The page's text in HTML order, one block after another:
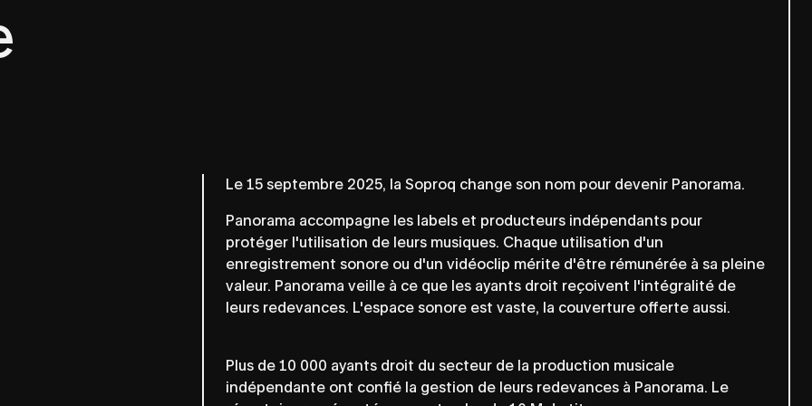
Le 15 septembre 2025, la Soproq change son nom pour devenir Panorama.
Panorama accompagne les labels et producteurs indépendants pour
protéger l'utilisation de leurs musiques. Chaque utilisation d'un
enregistrement sonore ou d'un vidéoclip mérite d'être rémunérée à sa pleine
valeur. Panorama veille à ce que les ayants droit reçoivent l'intégralité de
leurs redevances. L'espace sonore est vaste, la couverture offerte aussi.
Plus de 10 000 ayants droit du secteur de la production musicale
indépendante ont confié la gestion de leurs redevances à Panorama. Le